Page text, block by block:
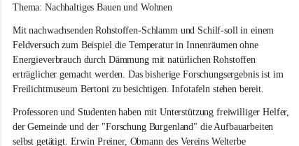
e
a
m
S
e
e
Thema: Nachhaltiges Bauen und Wohnen
Mit nachwachsenden Rohstoffen-Schlamm und Schilf-soll in einem
Feldversuch zum Beispiel die Temperatur in Innenräumen ohne
Energieverbrauch durch Dämmung mit natürlichen Rohstoffen
erträglicher gemacht werden. Das bisherige Forschungsergebnis ist im
Freilichtmuseum Bertoni zu besichtigen. Infotafeln stehen bereit.
Professoren und Studenten haben mit Unterstützung freiwilliger Helfer,
der Gemeinde und der "Forschung Burgenland" die Aufbauarbeiten
selbst getätigt. Erwin Preiner, Obmann des Vereins Welterbe